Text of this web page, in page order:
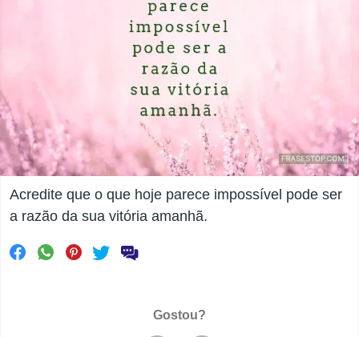
Acredite que o que hoje parece impossível pode ser
a razão da sua vitória amanhã.
Gostou?